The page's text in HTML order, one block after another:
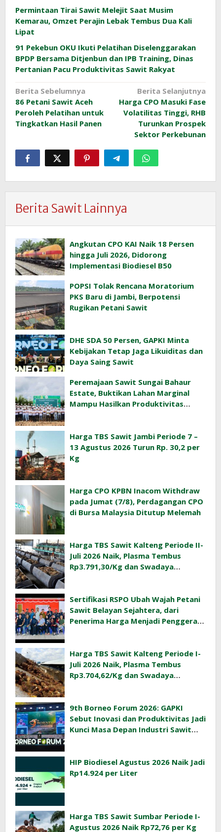
Permintaan Tirai Sawit Melejit Saat Musim
Kemarau, Omzet Perajin Lebak Tembus Dua Kali
Lipat
91 Pekebun OKU Ikuti Pelatihan Diselenggarakan
BPDP Bersama Ditjenbun dan IPB Training, Dinas
Pertanian Pacu Produktivitas Sawit Rakyat
Navigasi
pos
Berita Sebelumnya
86 Petani Sawit Aceh
Peroleh Pelatihan untuk
Tingkatkan Hasil Panen
Berita Selanjutnya
Harga CPO Masuki Fase
Volatilitas Tinggi, RHB
Turunkan Prospek
Sektor Perkebunan
Berita Sawit Lainnya
Angkutan CPO KAI Naik 18 Persen
hingga Juli 2026, Didorong
Implementasi Biodiesel B50
POPSI Tolak Rencana Moratorium
PKS Baru di Jambi, Berpotensi
Rugikan Petani Sawit
DHE SDA 50 Persen, GAPKI Minta
Kebijakan Tetap Jaga Likuiditas dan
Daya Saing Sawit
Peremajaan Sawit Sungai Bahaur
Estate, Buktikan Lahan Marginal
Mampu Hasilkan Produktivitas
Harga TBS Sawit Jambi Periode 7 –
13 Agustus 2026 Turun Rp. 30,2 per
Kg
Harga CPO KPBN Inacom Withdraw
pada Jumat (7/8), Perdagangan CPO
di Bursa Malaysia Ditutup Melemah
Harga TBS Sawit Kalteng Periode II-
Juli 2026 Naik, Plasma Tembus
Rp3.791,30/Kg dan Swadaya
Sertifikasi RSPO Ubah Wajah Petani
Sawit Belayan Sejahtera, dari
Penerima Harga Menjadi Penggerak
Harga TBS Sawit Kalteng Periode I-
Juli 2026 Naik, Plasma Tembus
Rp3.704,62/Kg dan Swadaya
9th Borneo Forum 2026: GAPKI
Sebut Inovasi dan Produktivitas Jadi
Kunci Masa Depan Industri Sawit
HIP Biodiesel Agustus 2026 Naik Jadi
Rp14.924 per Liter
Harga TBS Sawit Sumbar Periode I-
Agustus 2026 Naik Rp72,76 per Kg